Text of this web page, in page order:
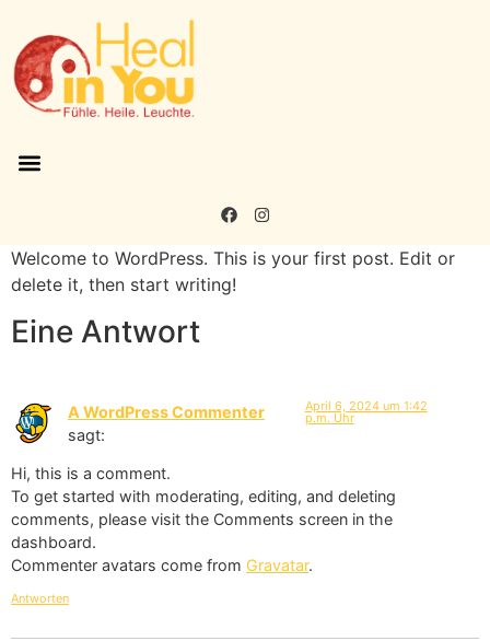
Welcome to WordPress. This is your first post. Edit or
delete it, then start writing!
Eine Antwort
A WordPress Commenter
sagt:
April 6, 2024 um 1:42
p.m. Uhr
Hi, this is a comment.
To get started with moderating, editing, and deleting
comments, please visit the Comments screen in the
dashboard.
Commenter avatars come from Gravatar.
Antworten